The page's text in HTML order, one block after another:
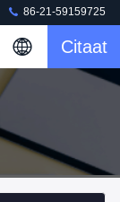
86-21-59159725
Citaat